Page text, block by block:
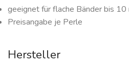
geeignet für flache Bänder bis 10
Preisangabe je Perle
Hersteller